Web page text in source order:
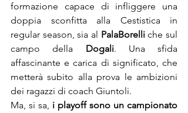
formazione capace di infliggere una
doppia sconfitta alla Cestistica in
regular season, sia al PalaBorelli che sul
campo della Dogali. Una sfida
affascinante e carica di significato, che
metterà subito alla prova le ambizioni
dei ragazzi di coach Giuntoli.
Ma, si sa, i playoff sono un campionato